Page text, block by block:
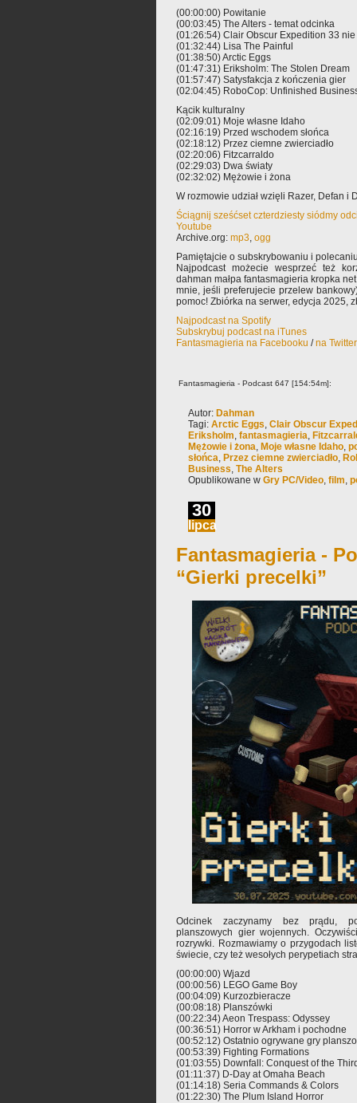
(00:00:00) Powitanie
(00:03:45) The Alters - temat odcinka
(01:26:54) Clair Obscur Expedition 33
(01:32:44) Lisa The Painful
(01:38:50) Arctic Eggs
(01:47:31) Eriksholm: The Stolen Dream
(01:57:47) Satysfakcja z kończenia gier
(02:04:45) RoboCop: Unfinished
Kącik kulturalny
(02:09:01) Moje własne Idaho
(02:16:19) Przed wschodem słońca
(02:18:12) Przez ciemne zwierciadło
(02:20:06) Fitzcarraldo
(02:29:03) Dwa światy
(02:32:02) Mężowie i żona
W rozmowie udział wzięli Razer, Defan i
Ściągnij sześćset czterdziesty siódmy
Youtube
Archive.org: mp3, ogg
Pamiętajcie o subskrybowaniu i
Najpodcast możecie wesprzeć też
dahman małpa fantasmagieria kropka
mnie, jeśli preferujecie przelew
pomoc! Zbiórka na serwer, edycja 2025,
Najpodcast na Spotify
Subskrybuj podcast na iTunes
Fantasmagieria na Facebooku /na
Fantasmagieria - Podcast 647 [154:54m]:
Autor: Dahman
Tagi: Arctic Eggs, Clair Obscur
Eriksholm, fantasmagieria,
Mężowie i żona, Moje własne Idaho,
słońca, Przez ciemne zwierciadło,
Business, The Alters
Opublikowane w Gry PC/Video, film,
30
lipca
Fantasmagieria -
“Gierki precelki”
Odcinek zaczynamy bez prądu,
planszowych gier wojennych.
rozrywki. Rozmawiamy o przygodach
świecie, czy też wesołych perypetiach
(00:00:00) Wjazd
(00:00:56) LEGO Game Boy
(00:04:09) Kurzozbieracze
(00:08:18) Planszówki
(00:22:34) Aeon Trespass: Odyssey
(00:36:51) Horror w Arkham i pochodne
(00:52:12) Ostatnio ogrywane gry
(00:53:39) Fighting Formations
(01:03:55) Downfall: Conquest of the
(01:11:37) D-Day at Omaha Beach
(01:14:18) Seria Commands & Colors
(01:22:30) The Plum Island Horror